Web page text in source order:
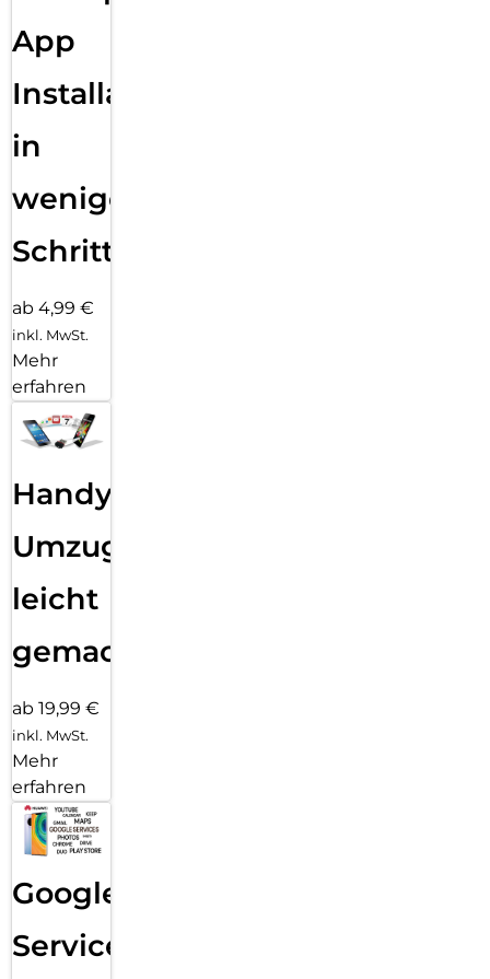
Kurze zusammenfassende Beschreibung:
resistent, Samsung, Galaxy S26 Ultra, schmutzabweisend,
Lange zusammenfassende Beschreibung:
resistent. Markenkompatibilität: Samsung, Kompatibilität:
schlagfest, kratzresistent. Material: Gehärtetes Glas,
Produktfarbe: Transparent. Menge pro Packung: 1 Stück(e).
App
Installation
in
wenigen
Schritten
ab 4,99 €
inkl. MwSt.
Mehr
erfahren
Handy
Umzug
leicht
gemacht!
ab 19,99 €
inkl. MwSt.
Mehr
erfahren
Google
Services